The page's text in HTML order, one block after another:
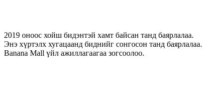
2019 оноос хойш бидэнтэй хамт байсан танд баярлалаа.
Энэ хүртэлх хугацаанд биднийг сонгосон танд баярлалаа.
Banana Mall үйл ажиллагаагаа зогсоолоо.